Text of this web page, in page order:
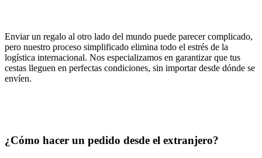
Enviar un regalo al otro lado del mundo puede parecer complicado,
pero nuestro proceso simplificado elimina todo el estrés de la
logística internacional. Nos especializamos en garantizar que tus
cestas lleguen en perfectas condiciones, sin importar desde dónde se
envíen.
¿Cómo hacer un pedido desde el extranjero?